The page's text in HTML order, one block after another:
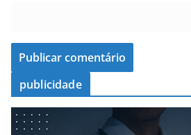
publicidade